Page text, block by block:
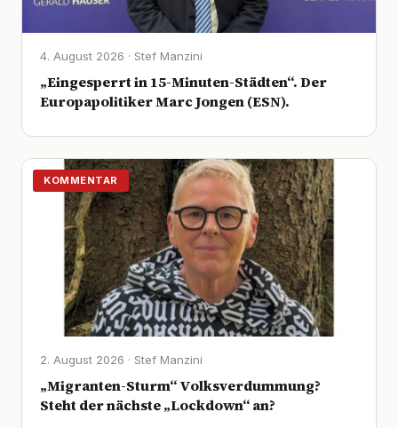
4. August 2026 · Stef Manzini
„Eingesperrt in 15-Minuten-Städten“. Der
Europapolitiker Marc Jongen (ESN).
KOMMENTAR
2. August 2026 · Stef Manzini
„Migranten-Sturm“ Volksverdummung?
Steht der nächste „Lockdown“ an?